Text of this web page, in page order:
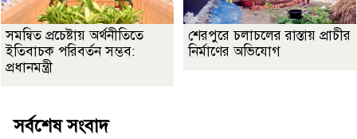
সমন্বিত প্রচেষ্টায় অর্থনীতিতে
ইতিবাচক পরিবর্তন সম্ভব:
প্রধানমন্ত্রী
শেরপুরে চলাচলের রাস্তায় প্রাচীর
নির্মাণের অভিযোগ
সর্বশেষ সংবাদ